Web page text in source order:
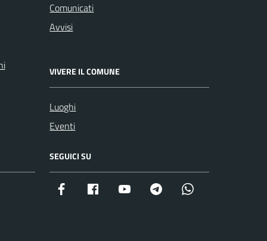
Comunicati
Avvisi
VIVERE IL COMUNE
Luoghi
Eventi
SEGUICI SU
Facebook istituzionale
Facebook museo civico
YouTube Telegram